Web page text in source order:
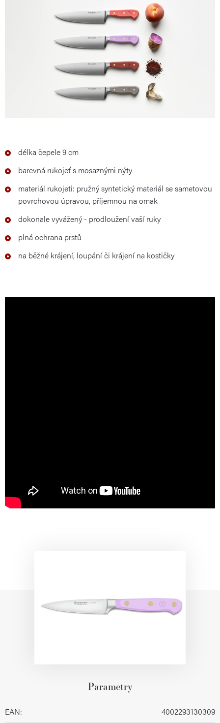
délka čepele 9 cm
barevná rukojeť s mosaznými nýty
materiál rukojeti: pružný syntetický materiál se sametovou
povrchovou úpravou, příjemnou na omak
dokonale vyvážený - prodloužení vaší ruky
plná ochrana prstů
na běžné krájení, loupání či krájení na kostičky
Parametry
EAN: 4002293130309